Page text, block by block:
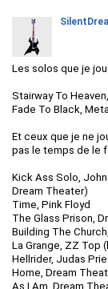
Les solos que je
Stairway To
Fade To Black,
Et ceux que je ne
pas le temps de le
Kick Ass Solo,
Dream Theater)
Time, Pink Floyd
The Glass Prison,
Building The
La Grange, ZZ Top
Hellrider, Judas
Home, Dream
As I Am, Dream